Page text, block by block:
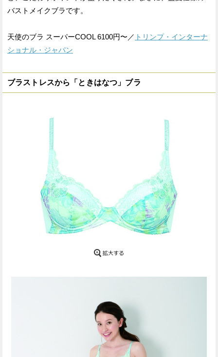
バストメイクブラです。
天使のブラ スーパーCOOL 6100円〜／ トリンプ・インターナ
ショナル・ジャパン
ブラストレスから「ときはなつ」ブラ